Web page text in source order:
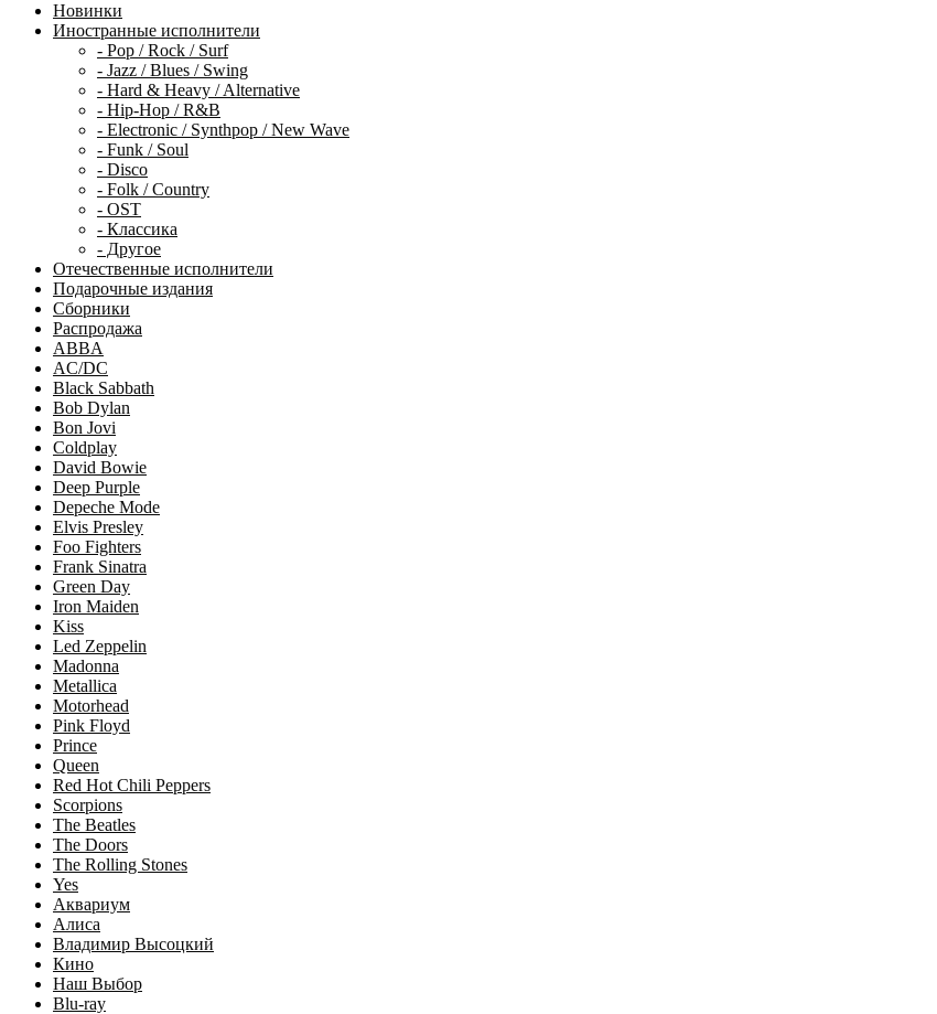
Новинки
Иностранные исполнители
- Pop / Rock / Surf
- Jazz / Blues / Swing
- Hard & Heavy / Alternative
- Hip-Hop / R&B
- Electronic / Synthpop / New Wave
- Funk / Soul
- Disco
- Folk / Country
- OST
- Классика
- Другое
Отечественные исполнители
Подарочные издания
Сборники
Распродажа
ABBA
AC/DC
Black Sabbath
Bob Dylan
Bon Jovi
Coldplay
David Bowie
Deep Purple
Depeche Mode
Elvis Presley
Foo Fighters
Frank Sinatra
Green Day
Iron Maiden
Kiss
Led Zeppelin
Madonna
Metallica
Motorhead
Pink Floyd
Prince
Queen
Red Hot Chili Peppers
Scorpions
The Beatles
The Doors
The Rolling Stones
Yes
Аквариум
Алиса
Владимир Высоцкий
Кино
Наш Выбор
Blu-ray